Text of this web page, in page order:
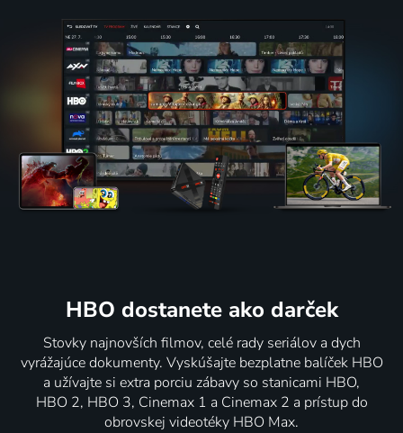
HBO dostanete ako darček
Stovky najnovších filmov, celé rady seriálov a dych
vyrážajúce dokumenty. Vyskúšajte bezplatne balíček HBO
a užívajte si extra porciu zábavy so stanicami HBO,
HBO 2, HBO 3, Cinemax 1 a Cinemax 2 a prístup do
obrovskej videotéky HBO Max.